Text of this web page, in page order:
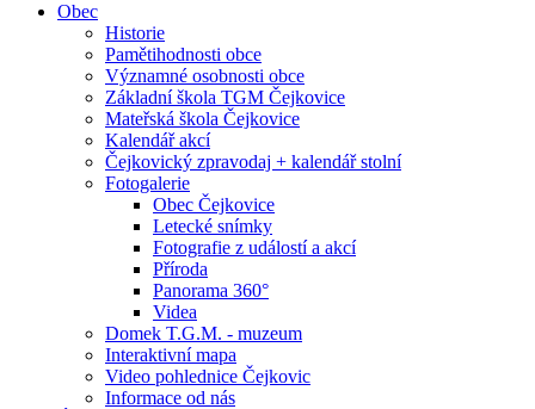
Obec
Historie
Pamětihodnosti obce
Významné osobnosti obce
Základní škola TGM Čejkovice
Mateřská škola Čejkovice
Kalendář akcí
Čejkovický zpravodaj + kalendář stolní
Fotogalerie
Obec Čejkovice
Letecké snímky
Fotografie z událostí a akcí
Příroda
Panorama 360°
Videa
Domek T.G.M. - muzeum
Interaktivní mapa
Video pohlednice Čejkovic
Informace od nás